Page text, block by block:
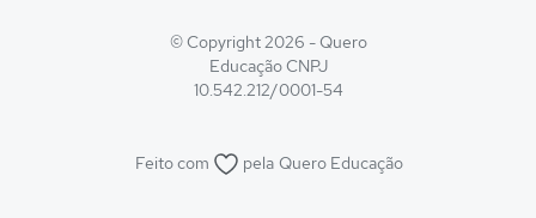
© Copyright 2026 - Quero
EducaçãoCNPJ
10.542.212/0001-54
Feito com pela Quero Educação